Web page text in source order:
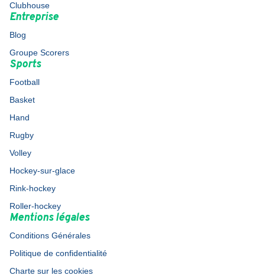
Clubhouse
Entreprise
Blog
Groupe Scorers
Sports
Football
Basket
Hand
Rugby
Volley
Hockey-sur-glace
Rink-hockey
Roller-hockey
Mentions légales
Conditions Générales
Politique de confidentialité
Charte sur les cookies